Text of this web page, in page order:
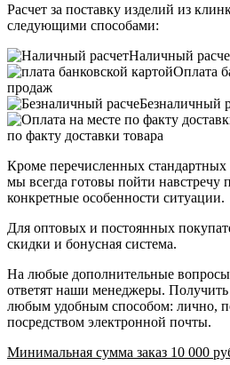
Расчет за поставку изделий из
следующими способами:
Наличный
Оплата
продаж
Безналичный
по факту доставки товара
Кроме перечисленных стандартных
мы всегда готовы пойти навстречу
конкретные особенности ситуации.
Для оптовых и постоянных
скидки и бонусная система.
На любые дополнительные
ответят наши менеджеры.
любым удобным способом: лично,
посредством электронной почты.
Минимальная сумма заказ 10 000